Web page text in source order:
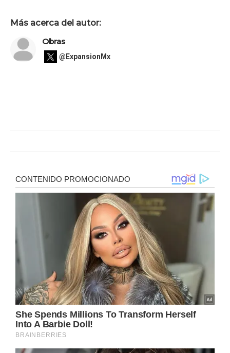
Más acerca del autor:
Obras
@ExpansionMx